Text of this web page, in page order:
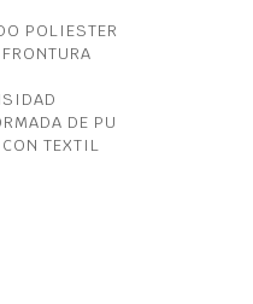
POLIESTER
DE PU
TEXTIL